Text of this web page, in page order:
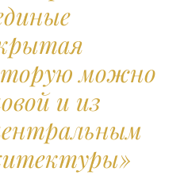
можно
и из